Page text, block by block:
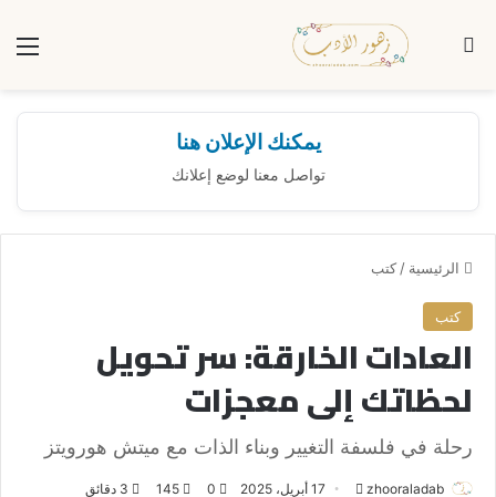
بحث عن
يمكنك الإعلان هنا
تواصل معنا لوضع إعلانك
الرئيسية /كتب
كتب
العادات الخارقة: سر تحويل
لحظاتك إلى معجزات
رحلة في فلسفة التغيير وبناء الذات مع ميتش هورويتز
zhooraladab 17 أبريل، 2025 0
145